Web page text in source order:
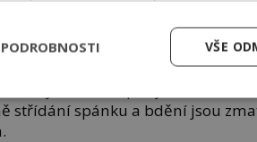
Tělesné procesy, které
tělesné teploty, sekrece
střídání spánku a bdění jsou
VŠE